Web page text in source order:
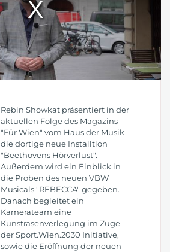
Rebin Showkat präsentiert in der
aktuellen Folge des Magazins
"Für Wien" vom Haus der Musik
die dortige neue Installtion
"Beethovens Hörverlust".
Außerdem wird ein Einblick in
die Proben des neuen VBW
Musicals "REBECCA" gegeben.
Danach begleitet ein
Kamerateam eine
Kunstrasenverlegung im Zuge
der Sport.Wien.2030 Initiative,
sowie die Eröffnung der neuen